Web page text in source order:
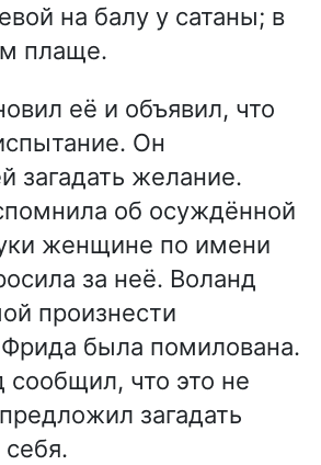
на балу у сатаны; в
плаще.
её и объявил, что
Он
загадать желание.
об осуждённой
женщине по имени
за неё. Воланд
произнести
была помилована.
сообщил, что это не
загадать